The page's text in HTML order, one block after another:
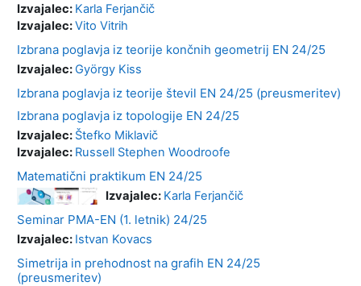
Izvajalec: Karla Ferjančič
Izvajalec:Vito Vitrih
Izbrana poglavja iz teorije končnih geometrij EN 24/25
Izvajalec:György Kiss
Izbrana poglavja iz teorije števil EN 24/25 (preusmeritev)
Izbrana poglavja iz topologije EN 24/25
Izvajalec: Štefko Miklavič
Izvajalec: Russell Stephen Woodroofe
Matematični praktikum EN 24/25
Izvajalec: Karla Ferjančič
Seminar PMA-EN (1. letnik) 24/25
Izvajalec: Istvan Kovacs
Simetrija in prehodnost na grafih EN 24/25
(preusmeritev)